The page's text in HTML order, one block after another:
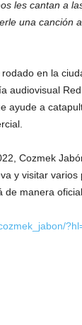
les cantan a
una canción
en la
audiovisual
ayude a
Cozmek
y visitar
de manera